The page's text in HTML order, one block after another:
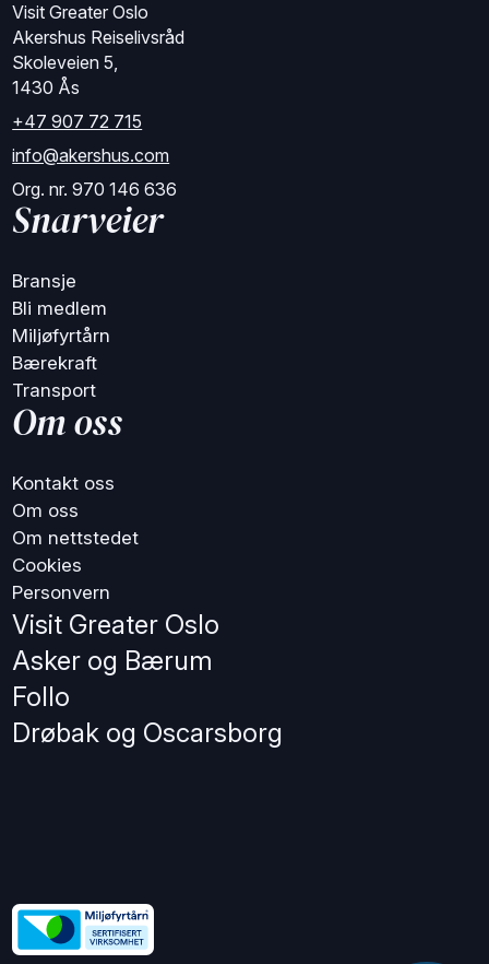
Visit Greater Oslo
Akershus Reiselivsråd
Skoleveien 5,
1430 Ås
+47 907 72 715
info@akershus.com
Org. nr. 970 146 636
Snarveier
Bransje
Bli medlem
Miljøfyrtårn
Bærekraft
Transport
Om oss
Kontakt oss
Om oss
Om nettstedet
Cookies
Personvern
Visit Greater Oslo
Asker og Bærum
Follo
Drøbak og Oscarsborg